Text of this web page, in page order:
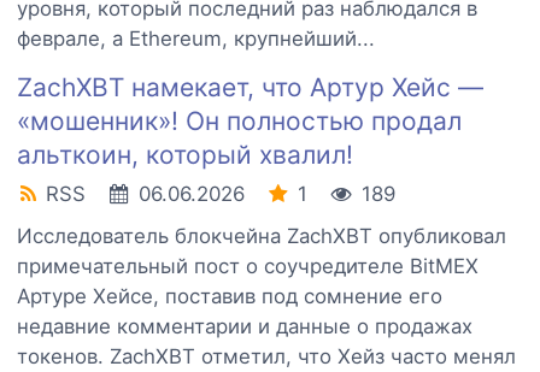
уровня, который последний раз наблюдался в
феврале, а Ethereum, крупнейший...
ZachXBT намекает, что Артур Хейс —
«мошенник»! Он полностью продал
альткоин, который хвалил!
RSS 06.06.2026 1
189
Исследователь блокчейна ZachXBT опубликовал
примечательный пост о соучредителе BitMEX
Артуре Хейсе, поставив под сомнение его
недавние комментарии и данные о продажах
токенов. ZachXBT отметил, что Хейз часто менял